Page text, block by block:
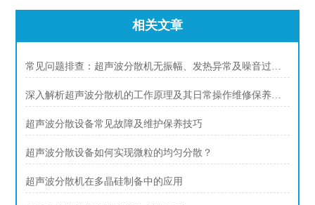
相关文章
常见问题排查：超声波分散机无振幅、发热异常及噪音过大解决方案
深入解析超声波分散机的工作原理及其日常操作维修保养规范
超声波分散设备常见故障及维护保养技巧
超声波分散设备如何实现微粒的均匀分散？
超声波分散机在多晶硅制备中的应用